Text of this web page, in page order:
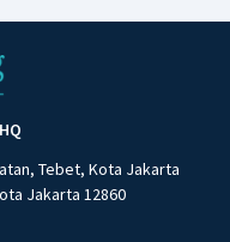
Tebet, Kota Jakarta
Jakarta 12860